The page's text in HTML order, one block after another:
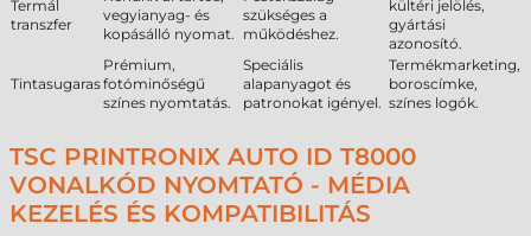
Termál
transzfer
vegyianyag- és
kopásálló nyomat.
szükséges a
működéshez.
kültéri jelölés,
gyártási
azonosító.
Tintasugaras
Prémium,
fotóminőségű
színes nyomtatás.
Speciális
alapanyagot és
patronokat igényel.
Termékmarketing,
boroscímke,
színes logók.
TSC PRINTRONIX AUTO ID T8000
VONALKÓD NYOMTATÓ - MÉDIA
KEZELÉS ÉS KOMPATIBILITÁS